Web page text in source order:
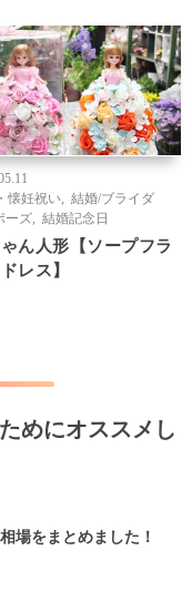
懐妊祝い
結婚/ブライダ
ーズ
結婚記念日
ん人形【ソープフラ
レス】
めにオススメし
場をまとめました！